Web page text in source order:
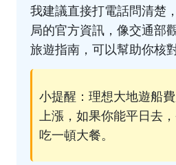
我建議直接打電話問清楚
局的官方資訊，像交通部
旅遊指南，可以幫助你核對
小提醒：理想大地遊船
上漲，如果你能平日去
吃一頓大餐。